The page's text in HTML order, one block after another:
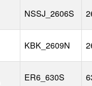
NSSJ_2606S
KBK_2609N
ER6_630S